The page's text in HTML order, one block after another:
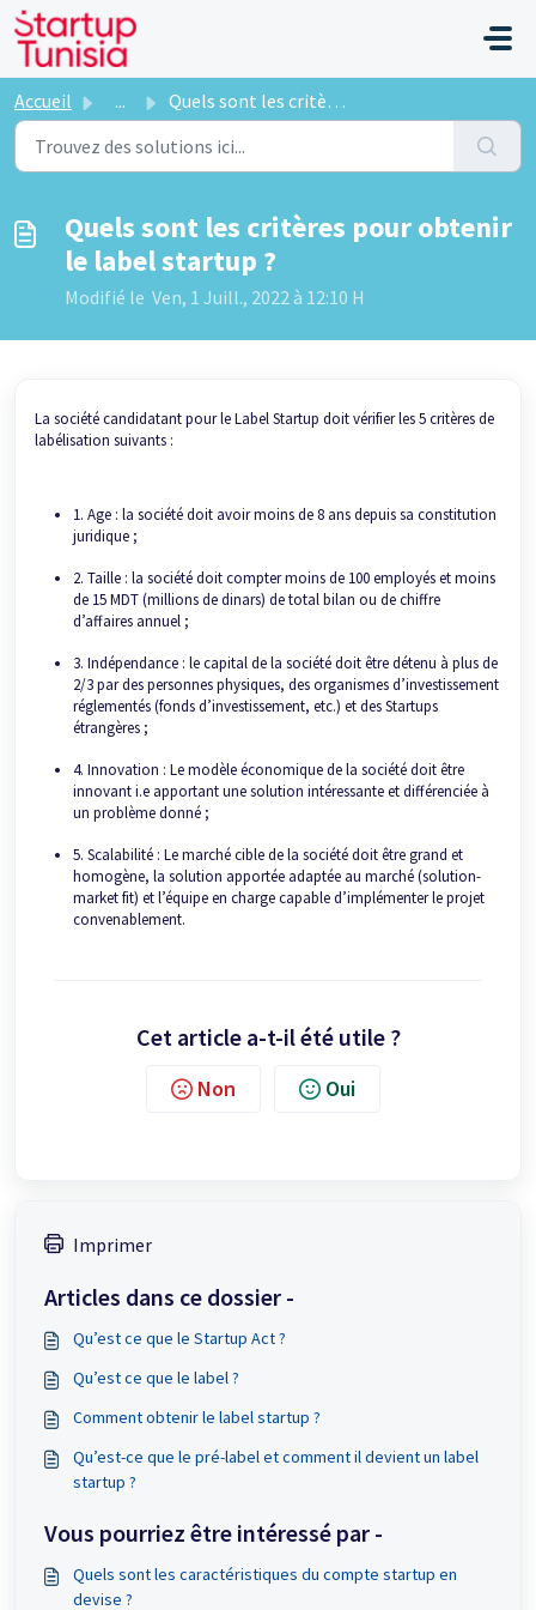
Passer au contenu principal
Accueil ... Quels sont les critères pour obtenir le label startup ?
Quels sont les critères pour obtenir
le label startup ?
Modifié le Ven, 1 Juill., 2022 à 12:10 H
La société candidatant pour le Label Startup doit vérifier les 5 critères de
labélisation suivants :
1. Age : la société doit avoir moins de 8 ans depuis sa constitution
juridique ;
2. Taille : la société doit compter moins de 100 employés et moins
de 15 MDT (millions de dinars) de total bilan ou de chiffre
d’affaires annuel ;
3. Indépendance : le capital de la société doit être détenu à plus de
2/3 par des personnes physiques, des organismes d’investissement
réglementés (fonds d’investissement, etc.) et des Startups
étrangères ;
4. Innovation : Le modèle économique de la société doit être
innovant i.e apportant une solution intéressante et différenciée à
un problème donné ;
5. Scalabilité : Le marché cible de la société doit être grand et
homogène, la solution apportée adaptée au marché (solution-
market fit) et l’équipe en charge capable d’implémenter le projet
convenablement.
Cet article a-t-il été utile ?
Non Oui
Imprimer
Articles dans ce dossier -
Qu’est ce que le Startup Act ?
Qu’est ce que le label ?
Comment obtenir le label startup ?
Qu’est-ce que le pré-label et comment il devient un label
startup ?
Vous pourriez être intéressé par -
Quels sont les caractéristiques du compte startup en
devise ?